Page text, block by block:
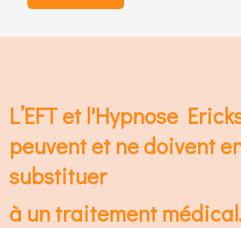
L’EFT et l'Hypnose
peuvent et ne doivent
substituer
à un traitement